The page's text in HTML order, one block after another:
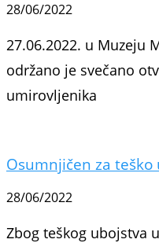
28/06/2022
27.06.2022. u Muzeju
održano je svečano
umirovljenika
Osumnjičen za
28/06/2022
Zbog teškog ubojstva